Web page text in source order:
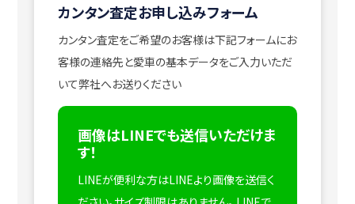
カンタン査定お申し込みフォーム
カンタン査定をご希望のお客様は下記フォームにお
客様の連絡先と愛車の基本データをご入力いただ
いて弊社へお送りください
画像はLINEでも送信いただけま
す！
LINEが便利な方はLINEより画像を送信く